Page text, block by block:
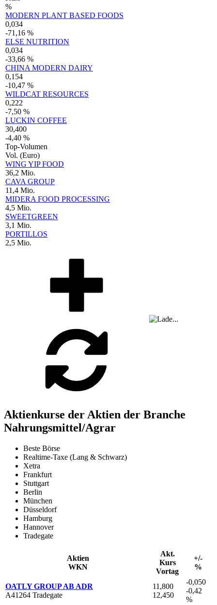
%
MODERN PLANT BASED FOODS
0,034
-71,16 %
ELSE NUTRITION
0,034
-33,66 %
CHINA MODERN DAIRY
0,154
-10,47 %
WILDCAT RESOURCES
0,222
-7,50 %
LUCKIN COFFEE
30,400
-4,40 %
Top-Volumen
Vol. (Euro)
WING YIP FOOD
36,2 Mio.
CAVA GROUP
11,4 Mio.
MIDERA FOOD PROCESSING
4,5 Mio.
SWEETGREEN
3,1 Mio.
PORTILLOS
2,5 Mio.
Aktienkurse der Aktien der Branche
Nahrungsmittel/Agrar
Beste Börse
Realtime-Taxe (Lang & Schwarz)
Xetra
Frankfurt
Stuttgart
Berlin
München
Düsseldorf
Hamburg
Hannover
Tradegate
Aktien
WKN
Akt.
Kurs
Vortag
+/-
%
OATLY GROUP AB ADR
A41264 Tradegate
11,800
12,450
-0,050
-0,42
%